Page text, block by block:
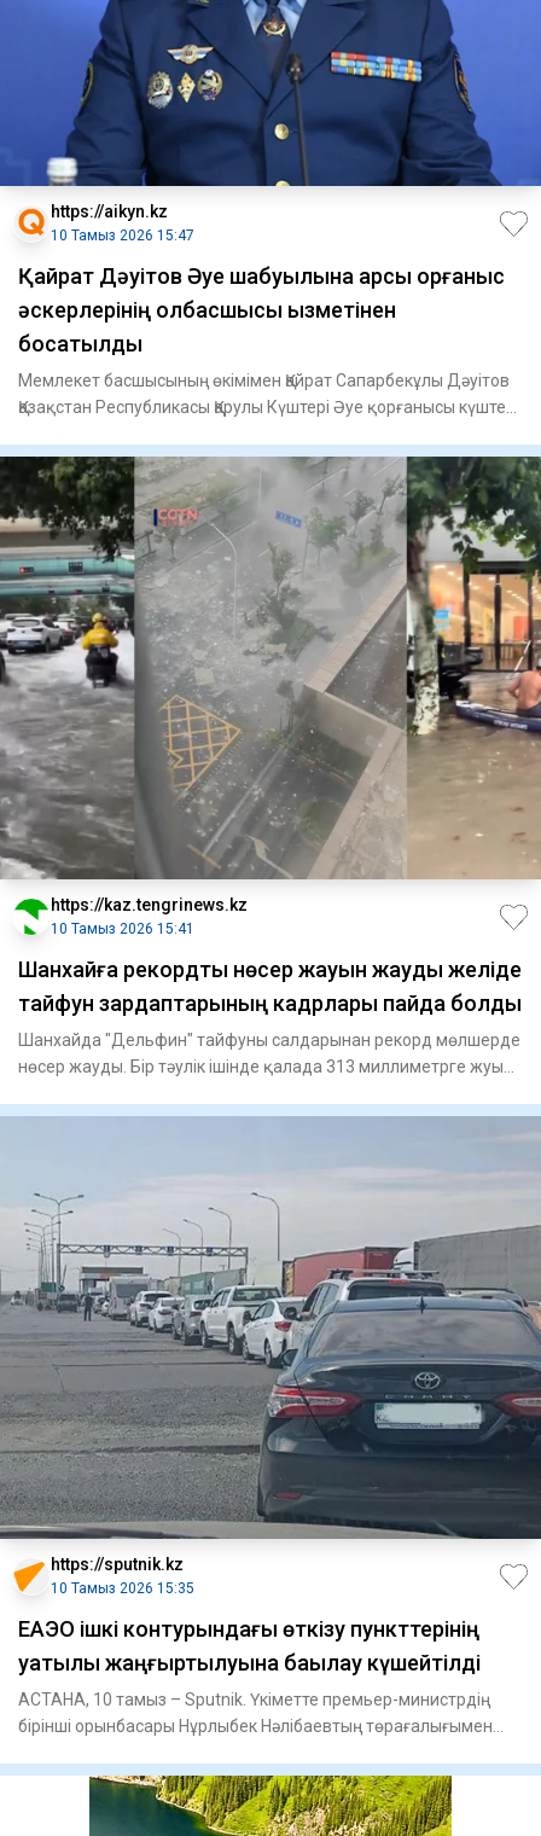
https://aikyn.kz
10 Тамыз 2026 15:47
Қайрат Дәуітов Әуе шабуылына қарсы қорғаныс
әскерлерінің қолбасшысы қызметінен
босатылды
Мемлекет басшысының өкімімен Қайрат Сапарбекұлы Дәуітов
Қазақстан Республикасы Қарулы Күштері Әуе қорғанысы күштері
https://kaz.tengrinews.kz
10 Тамыз 2026 15:41
Шанхайға рекордтық нөсер жауын жауды желіде
тайфун зардаптарының кадрлары пайда болды
Шанхайда "Дельфин" тайфуны салдарынан рекорд мөлшерде
нөсер жауды. Бір тәулік ішінде қалада 313 миллиметрге жуық
https://sputnik.kz
10 Тамыз 2026 15:35
ЕАЭО ішкі контурындағы өткізу пункттерінің
уақтылы жаңғыртылуына бақылау күшейтілді
АСТАНА, 10 тамыз – Sputnik. Үкіметте премьер-министрдің
бірінші орынбасары Нұрлыбек Нәлібаевтың төрағалығымен